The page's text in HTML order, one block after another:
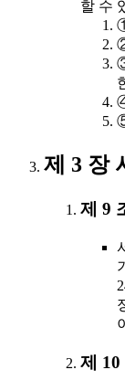
할 수
제 3 장
제 9
제